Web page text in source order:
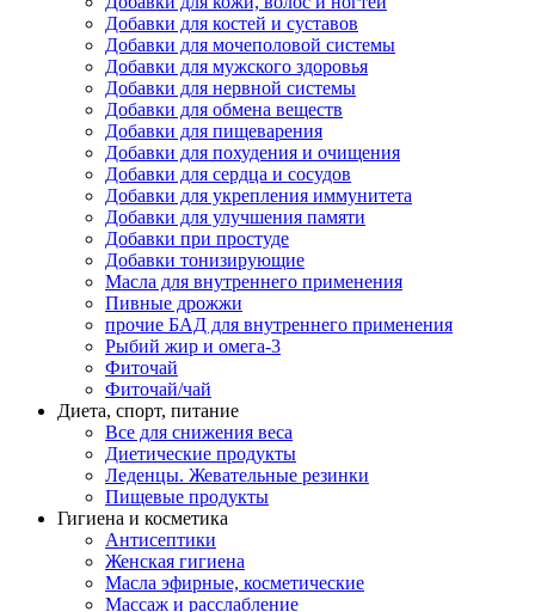
Добавки для костей и суставов
Добавки для мочеполовой системы
Добавки для мужского здоровья
Добавки для нервной системы
Добавки для обмена веществ
Добавки для пищеварения
Добавки для похудения и очищения
Добавки для сердца и сосудов
Добавки для укрепления иммунитета
Добавки для улучшения памяти
Добавки при простуде
Добавки тонизирующие
Масла для внутреннего применения
Пивные дрожжи
прочие БАД для внутреннего применения
Рыбий жир и омега-3
Фиточай
Фиточай/чай
Диета, спорт, питание
Все для снижения веса
Диетические продукты
Леденцы. Жевательные резинки
Пищевые продукты
Гигиена и косметика
Антисептики
Женская гигиена
Масла эфирные, косметические
Массаж и расслабление